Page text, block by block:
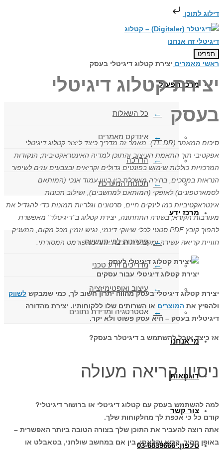
דילוג לתוכן
תפריט
מרכז תפעול
כל השאלות
אינדקס מאמרים
הדרכה
תכונות המערכת
מרכז ידע
פתרונות לפי תעשיות
מדריכים וידע טכני
עיצוב ואופטימיזציה
אסטרטגיה ומדידת נתונים
מי אנחנו
דוגמאות
צור קשר
טלפון: 03-6839666
ראשי מאמרים יצירת קטלוג דיגיטלי בעסק
יצירת קטלוג דיגיטלי
בעסק
סיכום המאמר (TL;DR): מאמר זה מדריך כיצד ליצור קטלוג דיגיטלי
אפקטיבי תוך התאמת העיצוב והתוכן למדיה האינטראקטיבית; הנקודות
המרכזיות כוללות שימוש בפונטים גדולים וקריאים ובצבעים עזים לשיפור
הנראות במסכים, בחירה מושכלת בין כיוון עמוד אנכי (המותאם
לסמארטפונים) לאופקי (המותאם למחשבים), ושילוב תכונות
אינטראקטיביות כמו לינקים חיים, סרטונים וגלריות תמונות כדי להגדיל את
מעורבות הקורא; בשורה התחתונה, יצירת קטלוג ב"דיגיטלר" מאפשרת
להפוך קובץ PDF סטטי לכלי שיווקי דינמי, נגיש וזמין מכל מקום, המעניק
חוויית קריאה עשירה ומקצועית הרבה יותר מהפורמט המסורתי.
יצירת קטלוג דיגיטלי עבור עסקים
יצירת קטלוג דיגיטלי בעסק מהווה יתרון חשוב לך, כמי שמבקש לשווק
ולהפיץ את המוצרים או השרותים שלו ללקוחותיו. יצירת מהדורה
דיגיטלית בעסק – היא עסק פשוט ולא יקר.
אז כיצד אוכל להשתמש ב דיגיטלר בעסק?
ניסיון קריאה מעולה
למה להשתמש בעסק עם קטלוג דיגיטלי או ברושור דיגיטלי?
קודם כל כי אכפת לך מהלקוחות שלך.
אתה רוצה להעביר את התוכן שלך בצורה הטובה ביותר האפשרית –
באופן מהיר, קריא וקלאסי. בין אם במחשב שולחני, בטאבלט או